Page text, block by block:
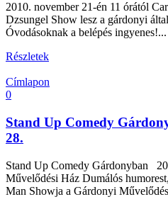
2010. november 21-én 11 órától
Dzsungel Show lesz a gárdonyi
Óvodásoknak a belépés ingyenes!...
Részletek
Címlapon
0
Stand Up Comedy
28.
Stand Up Comedy Gárdonyban
Művelődési Ház Dumálós
Man Showja a Gárdonyi